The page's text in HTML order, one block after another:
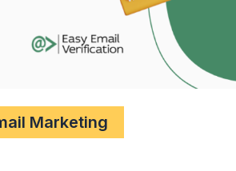
Marketing